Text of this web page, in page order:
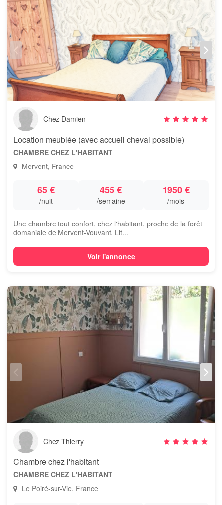
Chez Damien
Location meublée (avec accueil cheval possible)
CHAMBRE CHEZ L'HABITANT
Mervent, France
65 €
/nuit
455 €
/semaine
1950 €
/mois
Une chambre tout confort, chez l'habitant, proche de la forêt
domaniale de Mervent-Vouvant. Lit...
Voir l'annonce
Chez Thierry
Chambre chez l'habitant
CHAMBRE CHEZ L'HABITANT
Le Poiré-sur-Vie, France